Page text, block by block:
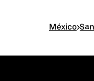
México>